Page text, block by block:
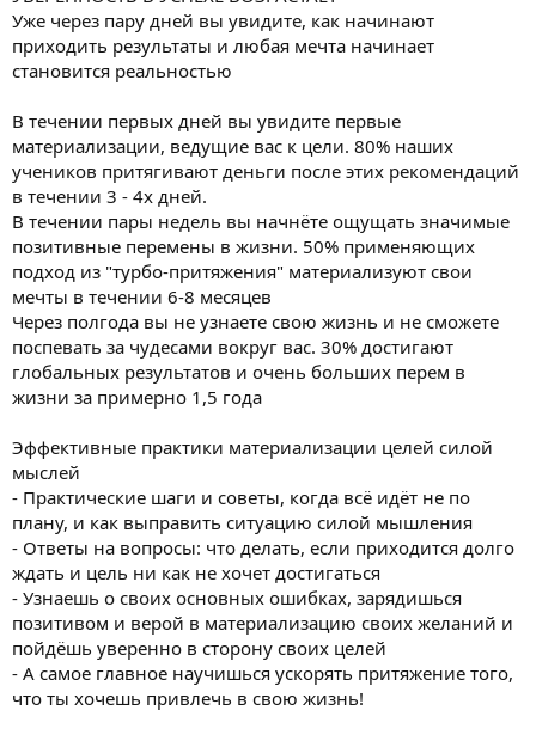
Уже через пару дней вы увидите, как начинают
приходить результаты и любая мечта начинает
становится реальностью
В течении первых дней вы увидите первые
материализации, ведущие вас к цели. 80% наших
учеников притягивают деньги после этих рекомендаций
в течении 3 - 4х дней.
В течении пары недель вы начнёте ощущать значимые
позитивные перемены в жизни. 50% применяющих
подход из "турбо-притяжения" материализуют свои
мечты в течении 6-8 месяцев
Через полгода вы не узнаете свою жизнь и не сможете
поспевать за чудесами вокруг вас. 30% достигают
глобальных результатов и очень больших перем в
жизни за примерно 1,5 года
Эффективные практики материализации целей силой
мыслей
- Практические шаги и советы, когда всё идёт не по
плану, и как выправить ситуацию силой мышления
- Ответы на вопросы: что делать, если приходится долго
ждать и цель ни как не хочет достигаться
- Узнаешь о своих основных ошибках, зарядишься
позитивом и верой в материализацию своих желаний и
пойдёшь уверенно в сторону своих целей
- А самое главное научишься ускорять притяжение того,
что ты хочешь привлечь в свою жизнь!